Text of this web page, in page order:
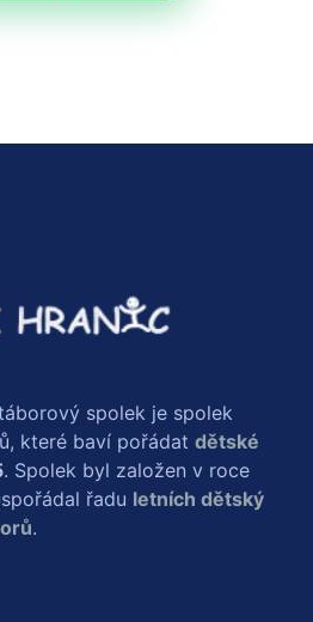
spolek je spolek
které baví pořádat dětské
. Spolek byl založen v roce
řadu letních dětský
.